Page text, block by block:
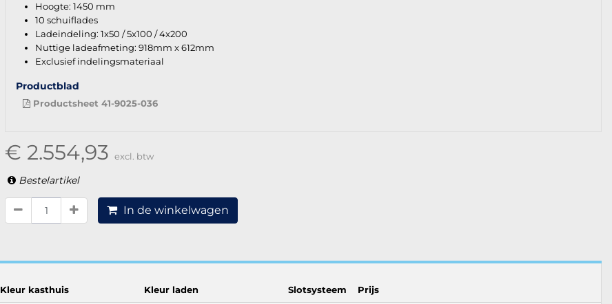
Hoogte: 1450 mm
10 schuiflades
Ladeindeling: 1x50 / 5x100 / 4x200
Nuttige ladeafmeting: 918mm x 612mm
Exclusief indelingsmateriaal
Productblad
Productsheet 41-9025-036
€ 2.554,93 excl. btw
Bestelartikel
In de winkelwagen
Kleur kasthuis Kleur laden Slotsysteem Prijs